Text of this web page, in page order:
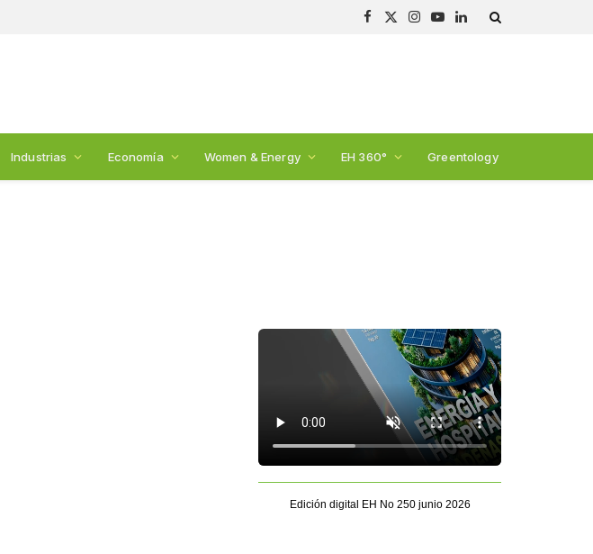
Facebook
X
Instagram
YouTubeLinkedIn
Industrias Economía Women & Energy EH 360° Greentology
Edición digital EH No 250 junio 2026